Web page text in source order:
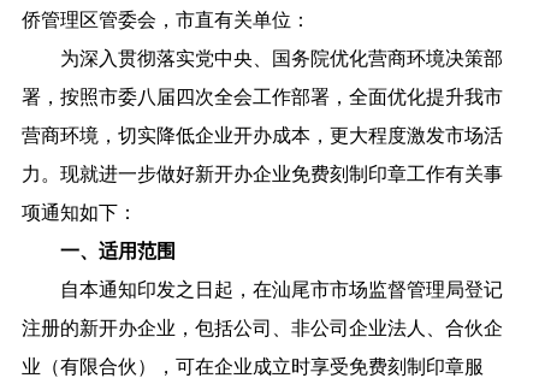
侨管理区管委会，市直有关单位：
为深入贯彻落实党中央、国务院优化营商环境决策部
署，按照市委八届四次全会工作部署，全面优化提升我市
营商环境，切实降低企业开办成本，更大程度激发市场活
力。现就进一步做好新开办企业免费刻制印章工作有关事
项通知如下：
一、适用范围
自本通知印发之日起，在汕尾市市场监督管理局登记
注册的新开办企业，包括公司、非公司企业法人、合伙企
业（有限合伙），可在企业成立时享受免费刻制印章服